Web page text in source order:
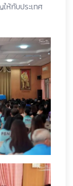
ห้กับประเทศ